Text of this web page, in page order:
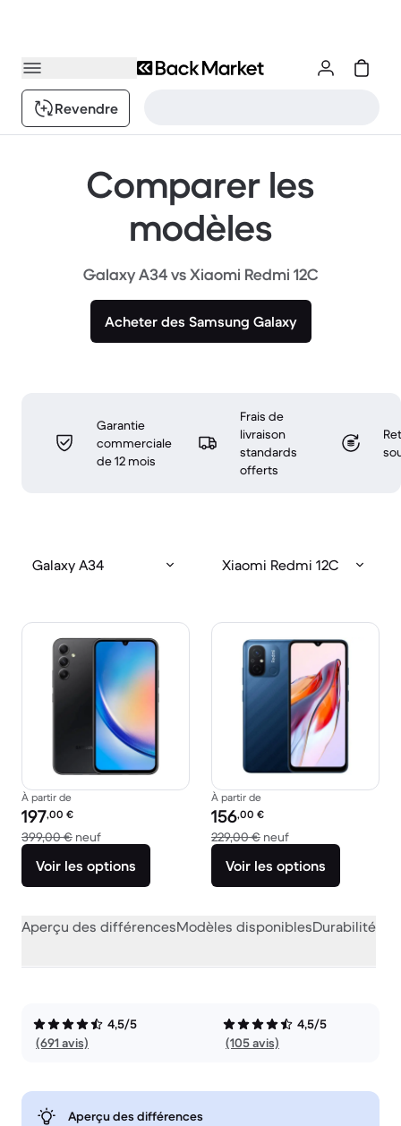
Revendre
Comparer les
modèles
Galaxy A34 vs Xiaomi Redmi 12C
Acheter des Samsung Galaxy
Garantie
commerciale
de 12 mois
Frais de
livraison
standards
offerts
Galaxy A34 Xiaomi Redmi 12C
À partir de
Prix reconditionné :
197,00 €
399,00 € neufcontre 399,00 € neuf
Voir les options
À partir de
Prix reconditionné :
156,00 €
229,00 € neufcontre 229,00 €
Voir les options
Aperçu des différencesModèles disponiblesDurabilité
4,5/5
(691 avis)
4,5/5
(105 avis)
Aperçu des différences